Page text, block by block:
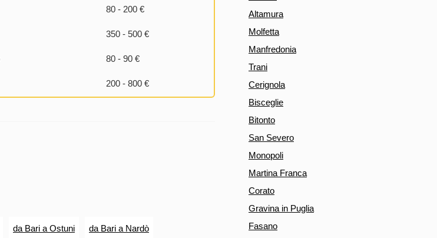
Altamura
Molfetta
Manfredonia
Trani
Cerignola
Bisceglie
Bitonto
San Severo
Monopoli
Martina Franca
Corato
Gravina in Puglia
Fasano
80 - 200 €
350 - 500 €
80 - 90 €
200 - 800 €
da Bari a Ostuni da Bari a Nardò